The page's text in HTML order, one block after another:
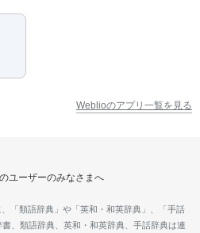
Weblioのアプリ一覧を見る
ユーザーのみなさまへ
「類語辞典」や「英和・和英辞典」、「手話
、類語辞典、英和・和英辞典、手話辞典は連